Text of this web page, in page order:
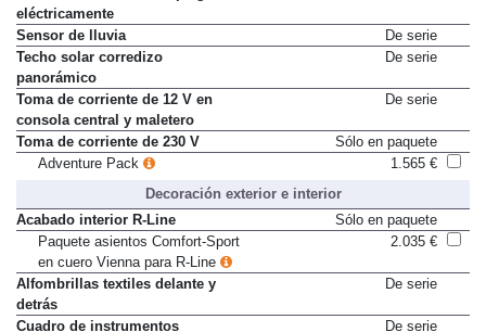
Retrovisores exteriores plegables
eléctricamente
Sensor de lluvia
De serie
Techo solar corredizo
panorámico
Toma de corriente de 12 V en
consola central y maletero
Toma de corriente de 230 V
Sólo en paquete
Decoración exterior e interior
Acabado interior R-Line
Sólo en paquete
Paquete asientos Comfort-Sport
en cuero Vienna para R-Line
Alfombrillas textiles delante y
detrás